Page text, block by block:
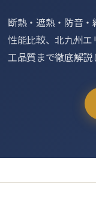
断熱・遮熱・防音
性能比較、北九州
工品質まで徹底解説